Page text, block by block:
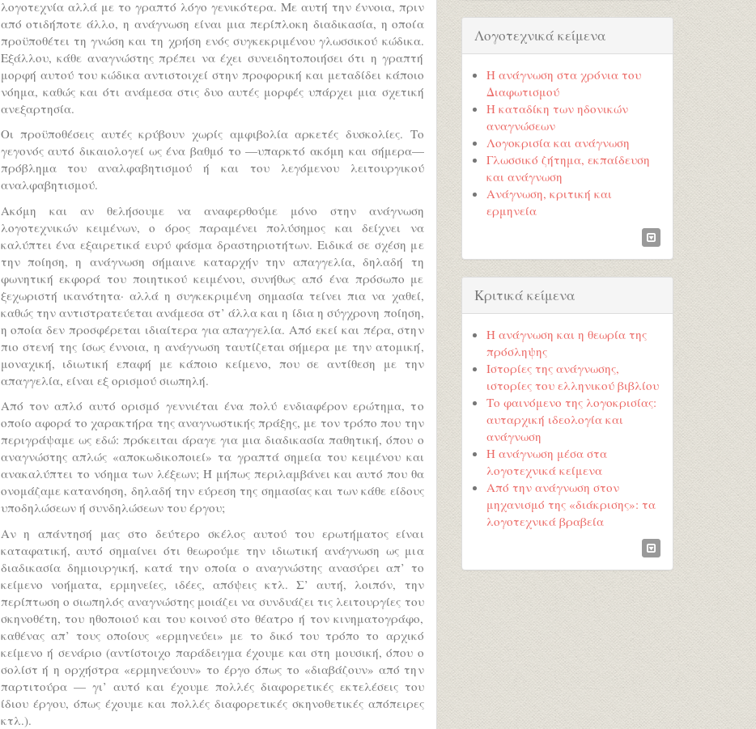
λογοτεχνία αλλά με το γραπτό λόγο γενικότερα. Με αυτή την έννοια, πριν
από οτιδήποτε άλλο, η ανάγνωση είναι μια περίπλοκη διαδικασία, η οποία
προϋποθέτει τη γνώση και τη χρήση ενός συγκεκριμένου γλωσσικού κώδικα.
Εξάλλου, κάθε αναγνώστης πρέπει να έχει συνειδητοποιήσει ότι η γραπτή
μορφή αυτού του κώδικα αντιστοιχεί στην προφορική και μεταδίδει κάποιο
νόημα, καθώς και ότι ανάμεσα στις δυο αυτές μορφές υπάρχει μια σχετική
ανεξαρτησία.
Οι προϋποθέσεις αυτές κρύβουν χωρίς αμφιβολία αρκετές δυσκολίες. Το
γεγονός αυτό δικαιολογεί ως ένα βαθμό το —υπαρκτό ακόμη και σήμερα—
πρόβλημα του αναλφαβητισμού ή και του λεγόμενου λειτουργικού
αναλφαβητισμού.
Ακόμη και αν θελήσουμε να αναφερθούμε μόνο στην ανάγνωση
λογοτεχνικών κειμένων, ο όρος παραμένει πολύσημος και δείχνει να
καλύπτει ένα εξαιρετικά ευρύ φάσμα δραστηριοτήτων. Ειδικά σε σχέση με
την ποίηση, η ανάγνωση σήμαινε καταρχήν την απαγγελία, δηλαδή τη
φωνητική εκφορά του ποιητικού κειμένου, συνήθως από ένα πρόσωπο με
ξεχωριστή ικανότητα· αλλά η συγκεκριμένη σημασία τείνει πια να χαθεί,
καθώς την αντιστρατεύεται ανάμεσα στ’ άλλα και η ίδια η σύγχρονη ποίηση,
η οποία δεν προσφέρεται ιδιαίτερα για απαγγελία. Από εκεί και πέρα, στην
πιο στενή της ίσως έννοια, η ανάγνωση ταυτίζεται σήμερα με την ατομική,
μοναχική, ιδιωτική επαφή με κάποιο κείμενο, που σε αντίθεση με την
απαγγελία, είναι εξ ορισμού σιωπηλή.
Από τον απλό αυτό ορισμό γεννιέται ένα πολύ ενδιαφέρον ερώτημα, το
οποίο αφορά το χαρακτήρα της αναγνωστικής πράξης, με τον τρόπο που την
περιγράψαμε ως εδώ: πρόκειται άραγε για μια διαδικασία παθητική, όπου ο
αναγνώστης απλώς «αποκωδικοποιεί» τα γραπτά σημεία του κειμένου και
ανακαλύπτει το νόημα των λέξεων; Ή μήπως περιλαμβάνει και αυτό που θα
ονομάζαμε κατανόηση, δηλαδή την εύρεση της σημασίας και των κάθε είδους
υποδηλώσεων ή συνδηλώσεων του έργου;
Αν η απάντησή μας στο δεύτερο σκέλος αυτού του ερωτήματος είναι
καταφατική, αυτό σημαίνει ότι θεωρούμε την ιδιωτική ανάγνωση ως μια
διαδικασία δημιουργική, κατά την οποία ο αναγνώστης ανασύρει απ’ το
κείμενο νοήματα, ερμηνείες, ιδέες, απόψεις κτλ. Σ’ αυτή, λοιπόν, την
περίπτωση ο σιωπηλός αναγνώστης μοιάζει να συνδυάζει τις λειτουργίες του
σκηνοθέτη, του ηθοποιού και του κοινού στο θέατρο ή τον κινηματογράφο,
καθένας απ’ τους οποίους «ερμηνεύει» με το δικό του τρόπο το αρχικό
κείμενο ή σενάριο (αντίστοιχο παράδειγμα έχουμε και στη μουσική, όπου ο
σολίστ ή η ορχήστρα «ερμηνεύουν» το έργο όπως το «διαβάζουν» από την
παρτιτούρα — γι’ αυτό και έχουμε πολλές διαφορετικές εκτελέσεις του
ίδιου έργου, όπως έχουμε και πολλές διαφορετικές σκηνοθετικές απόπειρες
κτλ.).
Λογοτεχνικά κείμενα
Η ανάγνωση στα χρόνια του
Διαφωτισμού
Η καταδίκη των ηδονικών
αναγνώσεων
Λογοκρισία και ανάγνωση
Γλωσσικό ζήτημα, εκπαίδευση
και ανάγνωση
Ανάγνωση, κριτική και
ερμηνεία
Κριτικά κείμενα
Η ανάγνωση και η θεωρία της
πρόσληψης
Ιστορίες της ανάγνωσης,
ιστορίες του ελληνικού βιβλίου
Το φαινόμενο της λογοκρισίας:
αυταρχική ιδεολογία και
ανάγνωση
Η ανάγνωση μέσα στα
λογοτεχνικά κείμενα
Από την ανάγνωση στον
μηχανισμό της «διάκρισης»: τα
λογοτεχνικά βραβεία